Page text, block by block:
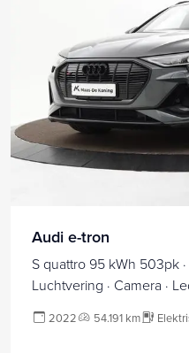
Audi e-tron
S quattro 95 kWh 503pk ·
Luchtvering · Camera ·
2022 54.191 km